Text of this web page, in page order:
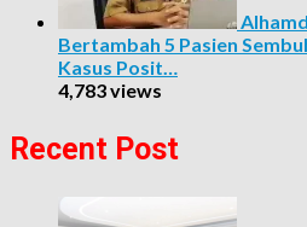
Bertambah 5 Pasien
Kasus Posit…
4,783 views
Recent Post